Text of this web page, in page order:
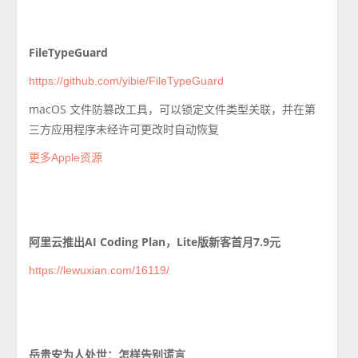
FileTypeGuard
https://github.com/yibie/FileTypeGuard
macOS 文件防篡改工具，可以锁定文件类型关联，并在第
三方应用程序未经许可更改时自动恢复
更多Apple资源
阿里云推出AI Coding Plan，Lite版新客首月7.9元
https://lewuxian.com/16119/
岳贵安为人处世：怎样告别谎言